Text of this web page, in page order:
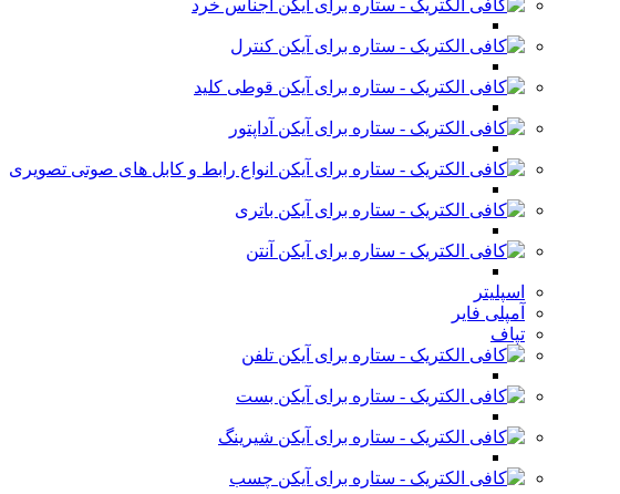
اجناس خرد
کنترل
قوطی کلید
آداپتور
انواع رابط و کابل های صوتی تصویری
باتری
آنتن
اسپلیتر
آمپلی فایر
تپاف
تلفن
بست
شیرینگ
چسب